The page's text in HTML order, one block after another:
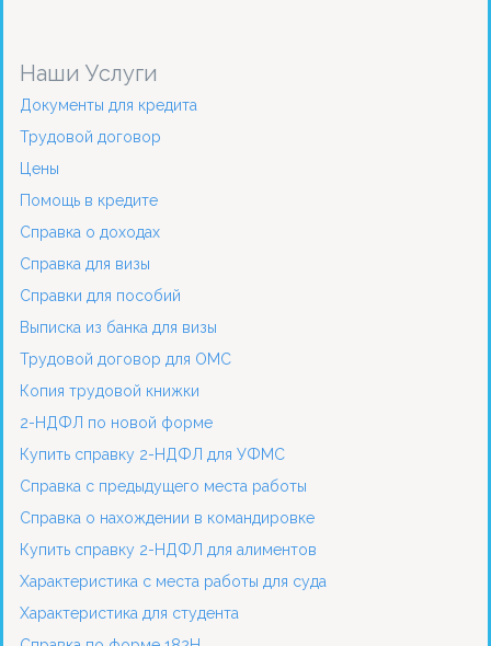
Наши Услуги
Документы для кредита
Трудовой договор
Цены
Помощь в кредите
Справка о доходах
Справка для визы
Справки для пособий
Выписка из банка для визы
Трудовой договор для ОМС
Копия трудовой книжки
2-НДФЛ по новой форме
Купить справку 2-НДФЛ для УФМС
Справка с предыдущего места работы
Справка о нахождении в командировке
Купить справку 2-НДФЛ для алиментов
Характеристика с места работы для суда
Характеристика для студента